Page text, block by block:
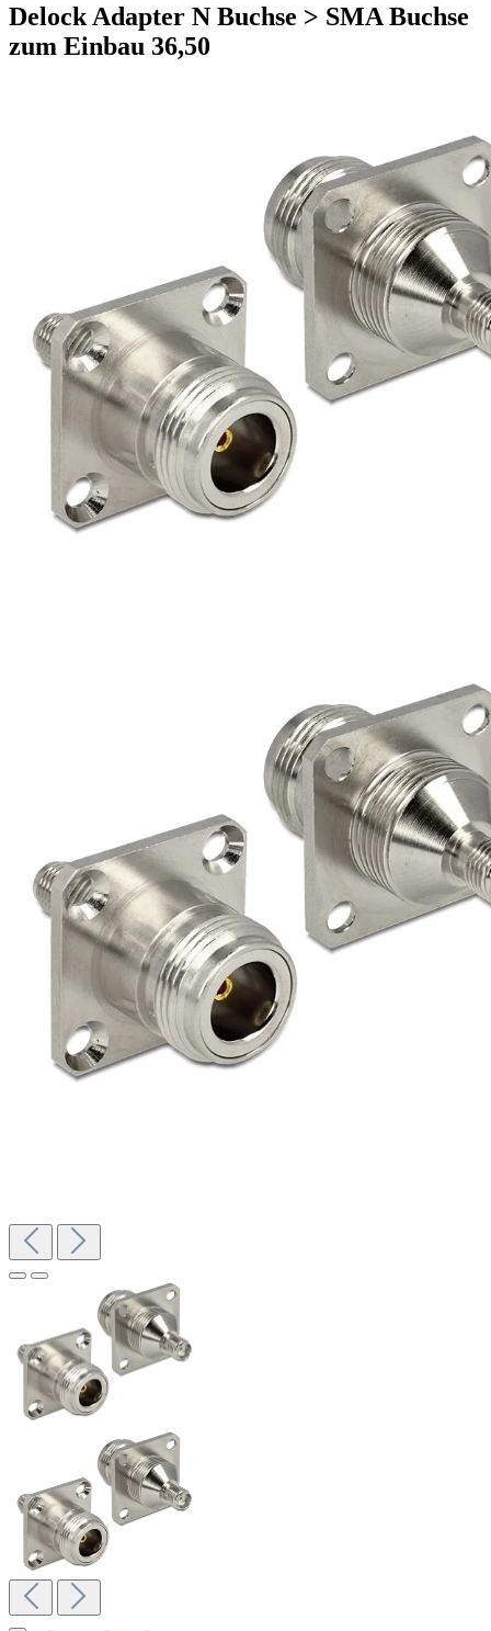
Delock Adapter N Buchse > SMA Buchse
zum Einbau 36,50